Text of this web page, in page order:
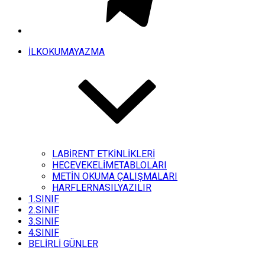
İLKOKUMAYAZMA
LABİRENT ETKİNLİKLERİ
HECEVEKELİMETABLOLARI
METİN OKUMA ÇALIŞMALARI
HARFLERNASILYAZILIR
1.SINIF
2.SINIF
3.SINIF
4.SINIF
BELİRLİ GÜNLER